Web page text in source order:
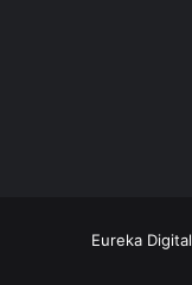
Eureka Digital